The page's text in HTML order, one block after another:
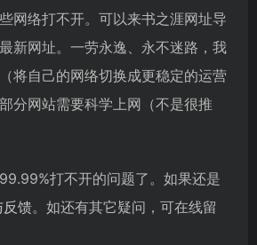
网络打不开。可以来书之涯网址导
新网址。一劳永逸、永不迷路，我
将自己的网络切换成更稳定的运营
分网站需要科学上网（不是很推
打不开的问题了。如果还是
反馈。如还有其它疑问，可在线留